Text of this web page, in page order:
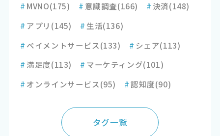
# MVNO(175) # 意識調査(166) # 決済(148)
# アプリ (145) # 生活(136)
# ペイメントサービス(133) # シェア(113)
#満足度(113) # マーケティング(101)
# オンラインサービス(95) #認知度(90)
タグ一覧